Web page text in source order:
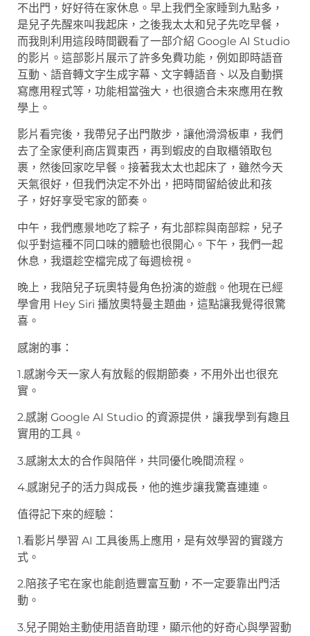
不出門，好好待在家休息。早上我們全家睡到九點多，
是兒子先醒來叫我起床，之後我太太和兒子先吃早餐，
而我則利用這段時間觀看了一部介紹 Google AI Studio
的影片。這部影片展示了許多免費功能，例如即時語音
互動、語音轉文字生成字幕、文字轉語音、以及自動撰
寫應用程式等，功能相當強大，也很適合未來應用在教
學上。
影片看完後，我帶兒子出門散步，讓他滑滑板車，我們
去了全家便利商店買東西，再到蝦皮的自取櫃領取包
裹，然後回家吃早餐。接著我太太也起床了，雖然今天
天氣很好，但我們決定不外出，把時間留給彼此和孩
子，好好享受宅家的節奏。
中午，我們應景地吃了粽子，有北部粽與南部粽，兒子
似乎對這種不同口味的體驗也很開心。下午，我們一起
休息，我還趁空檔完成了每週檢視。
晚上，我陪兒子玩奧特曼角色扮演的遊戲。他現在已經
學會用 Hey Siri 播放奧特曼主題曲，這點讓我覺得很驚
喜。
感謝的事：
1.感謝今天一家人有放鬆的假期節奏，不用外出也很充
實。
2.感謝 Google AI Studio 的資源提供，讓我學到有趣且
實用的工具。
3.感謝太太的合作與陪伴，共同優化晚間流程。
4.感謝兒子的活力與成長，他的進步讓我驚喜連連。
值得記下來的經驗：
1.看影片學習 AI 工具後馬上應用，是有效學習的實踐方
式。
2.陪孩子宅在家也能創造豐富互動，不一定要靠出門活
動。
3.兒子開始主動使用語音助理，顯示他的好奇心與學習動